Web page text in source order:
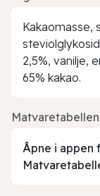
2,5%, vanilje,
65% kakao.
Matvaretabellen
Åpne i appen